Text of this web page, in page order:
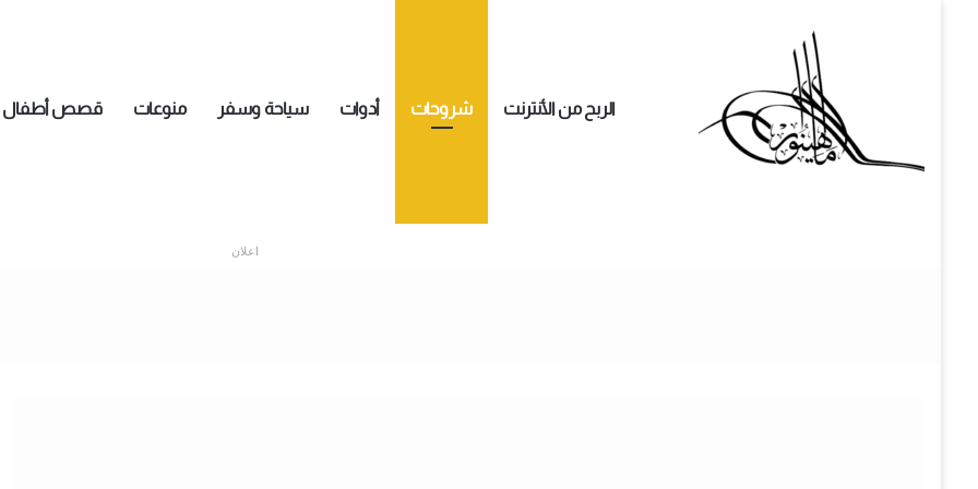
الربح من الأنترنت شروحات أدوات سياحة وسفر منوعات قصص أطفال
اعلان